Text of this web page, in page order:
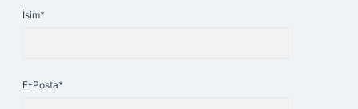
İsim*
E-Posta*